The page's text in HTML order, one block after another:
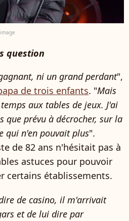
question
ni un grand perdant",
de trois enfants. "Mais
aux tables de jeux. J'ai
que prévu à décrocher, sur la
qui n'en pouvait plus".
de 82 ans n'hésitait pas à
astuces pour pouvoir
certains établissements.
de casino, il m'arrivait
et de lui dire par